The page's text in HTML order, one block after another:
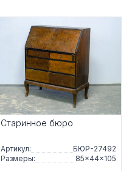
Старинное бюро
Артикул:
БЮР-27492
Размеры:
85×44×105